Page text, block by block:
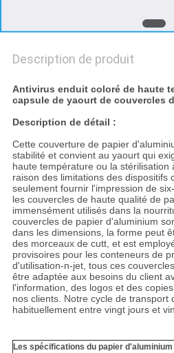
Description de produit
Antivirus enduit coloré de haute
capsule de yaourt de couvercles
Description de détail :
Cette couverture de papier
stabilité et convient au yaourt qui
haute température ou la stérilisation
raison des limitations des dispositifs
seulement fournir l'impression de
les couvercles de haute qualité de
immensément utilisés dans la
couvercles de papier d'aluminium
dans les dimensions, la forme peut
des morceaux de cutt, et est
provisoires pour les conteneurs de
d'utilisation-n-jet, tous ces
être adaptée aux besoins du client
l'information, des logos et des
nos clients. Notre cycle de transport
habituellement entre vingt jours et
Les spécifications du papier